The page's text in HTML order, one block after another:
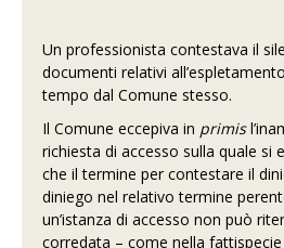
Un professionista contestava il
documenti relativi
tempo dal Comune stesso.
Il Comune eccepiva in primis
richiesta di accesso sulla quale
che il termine per contestare il
diniego nel relativo termine
un’istanza di accesso non può
corredata – come nella